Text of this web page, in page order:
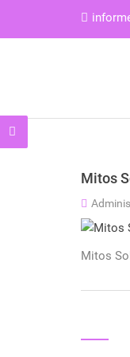
Mitos
Mitos